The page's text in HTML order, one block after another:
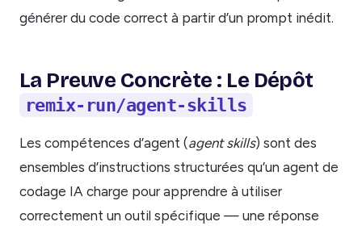
générer du code correct à partir d’un prompt inédit.
La Preuve Concrète : Le Dépôt
remix-run/agent-skills
Les compétences d’agent (agent skills) sont des
ensembles d’instructions structurées qu’un agent de
codage IA charge pour apprendre à utiliser
correctement un outil spécifique — une réponse